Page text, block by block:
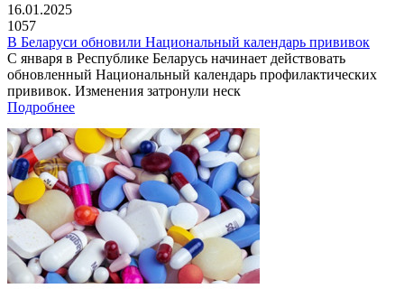
16.01.2025
1057
В Беларуси обновили Национальный календарь прививок
С января в Республике Беларусь начинает действовать
обновленный Национальный календарь профилактических
прививок. Изменения затронули неск
Подробнее